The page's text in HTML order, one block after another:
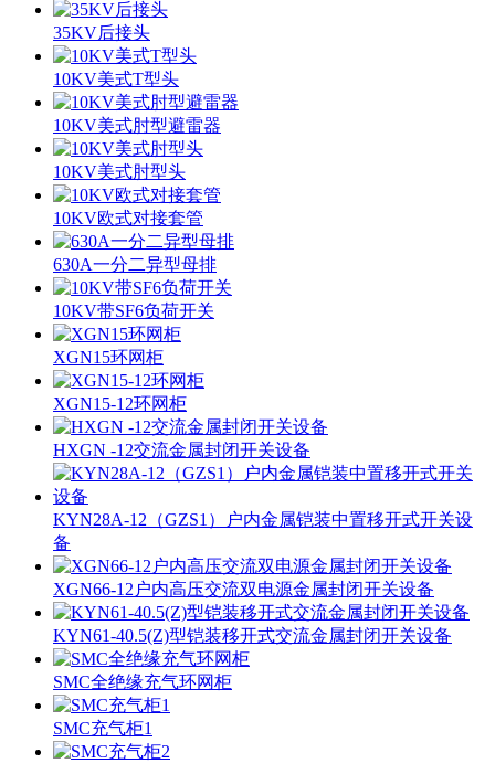
35KV后接头
10KV美式T型头
10KV美式肘型避雷器
10KV美式肘型头
10KV欧式对接套管
630A一分二异型母排
10KV带SF6负荷开关
XGN15环网柜
XGN15-12环网柜
HXGN -12交流金属封闭开关设备
KYN28A-12（GZS1）户内金属铠装中置移开式开关设
备
XGN66-12户内高压交流双电源金属封闭开关设备
KYN61-40.5(Z)型铠装移开式交流金属封闭开关设备
SMC全绝缘充气环网柜
SMC充气柜1